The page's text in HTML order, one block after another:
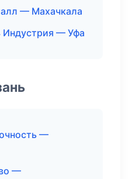
— Махачкала
Индустрия — Уфа
—
—